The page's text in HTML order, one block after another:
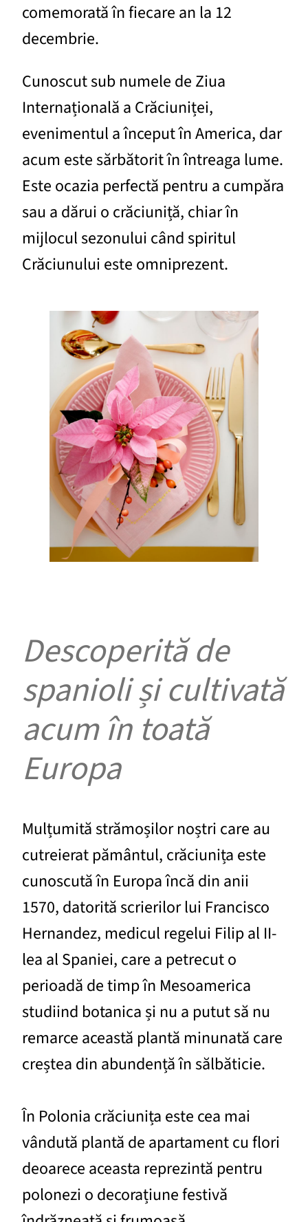
comemorată în fiecare an la 12
decembrie.
Cunoscut sub numele de Ziua
Internațională a Crăciuniței,
evenimentul a început în America, dar
acum este sărbătorit în întreaga lume.
Este ocazia perfectă pentru a cumpăra
sau a dărui o crăciuniță, chiar în
mijlocul sezonului când spiritul
Crăciunului este omniprezent.
Descoperită de
spanioli și cultivată
acum în toată
Europa
Mulțumită strămoșilor noștri care au
cutreierat pământul, crăciunița este
cunoscută în Europa încă din anii
1570, datorită scrierilor lui Francisco
Hernandez, medicul regelui Filip al II-
lea al Spaniei, care a petrecut o
perioadă de timp în Mesoamerica
studiind botanica și nu a putut să nu
remarce această plantă minunată care
creștea din abundență în sălbăticie.
În Polonia crăciunița este cea mai
vândută plantă de apartament cu flori
deoarece aceasta reprezintă pentru
polonezi o decorațiune festivă